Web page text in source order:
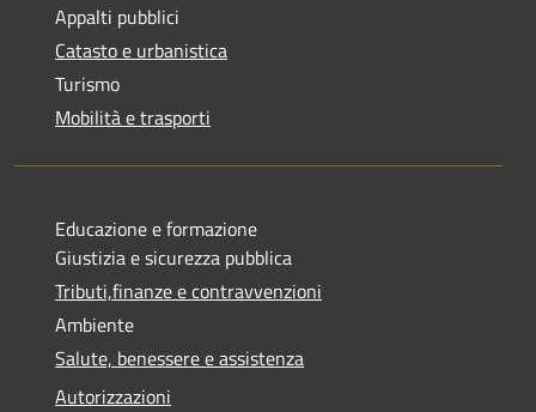
Appalti pubblici
Catasto e urbanistica
Turismo
Mobilità e trasporti
Educazione e formazione
Giustizia e sicurezza pubblica
Tributi,finanze e contravvenzioni
Ambiente
Salute, benessere e assistenza
Autorizzazioni